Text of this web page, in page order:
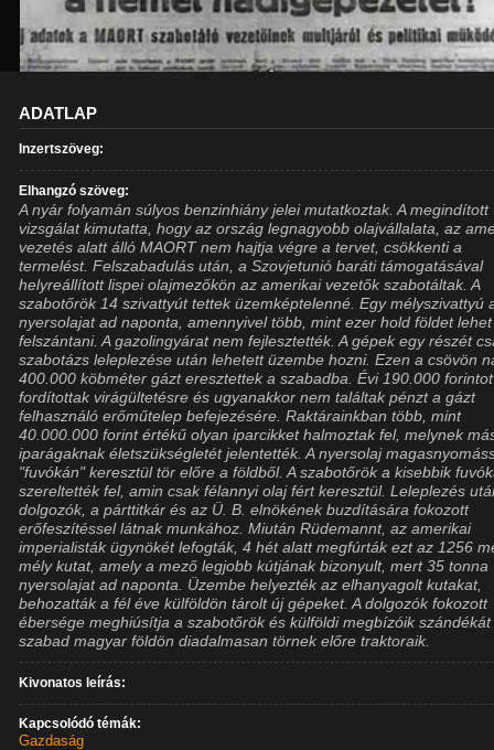
ADATLAP
Inzertszöveg:
Elhangzó szöveg:
A nyár folyamán súlyos benzinhiány jelei mutatkoztak. A megindított
vizsgálat kimutatta, hogy az ország legnagyobb olajvállalata, az
vezetés alatt álló MAORT nem hajtja végre a tervet, csökkenti a
termelést. Felszabadulás után, a Szovjetunió baráti támogatásával
helyreállított lispei olajmezőkön az amerikai vezetők szabotáltak. A
szabotőrök 14 szivattyút tettek üzemképtelenné. Egy mélyszivattyú
nyersolajat ad naponta, amennyivel több, mint ezer hold földet lehet
felszántani. A gazolingyárat nem fejlesztették. A gépek egy részét
szabotázs leleplezése után lehetett üzembe hozni. Ezen a csövön
400.000 köbméter gázt eresztettek a szabadba. Évi 190.000 forintot
fordítottak virágültetésre és ugyanakkor nem találtak pénzt a gázt
felhasználó erőműtelep befejezésére. Raktárainkban több, mint
40.000.000 forint értékű olyan iparcikket halmoztak fel, melynek
iparágaknak életszükségletét jelentették. A nyersolaj
"fuvókán" keresztül tör előre a földből. A szabotőrök a kisebbik
szereltették fel, amin csak félannyi olaj fért keresztül. Leleplezés
dolgozók, a párttitkár és az Ü. B. elnökének buzdítására fokozott
erőfeszítéssel látnak munkához. Miután Rüdemannt, az amerikai
imperialisták ügynökét lefogták, 4 hét alatt megfúrták ezt az 1256
mély kutat, amely a mező legjobb kútjának bizonyult, mert 35 tonna
nyersolajat ad naponta. Üzembe helyezték az elhanyagolt kutakat,
behozatták a fél éve külföldön tárolt új gépeket. A dolgozók fokozott
ébersége meghiúsítja a szabotőrök és külföldi megbízóik
szabad magyar földön diadalmasan törnek előre traktoraik.
Kivonatos leírás:
Kapcsolódó témák:
Gazdaság